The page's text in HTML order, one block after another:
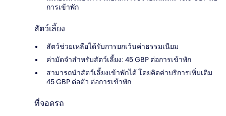
การเข้าพัก
สัตว์เลี้ยง
สัตว์ช่วยเหลือได้รับการยกเว้นค่าธรรมเนียม
ค่ามัดจำสำหรับสัตว์เลี้ยง: 45 GBP ต่อการเข้าพัก
สามารถนำสัตว์เลี้ยงเข้าพักได้ โดยคิดค่าบริการเพิ่มเติม
45 GBP ต่อตัว ต่อการเข้าพัก
ที่จอดรถ